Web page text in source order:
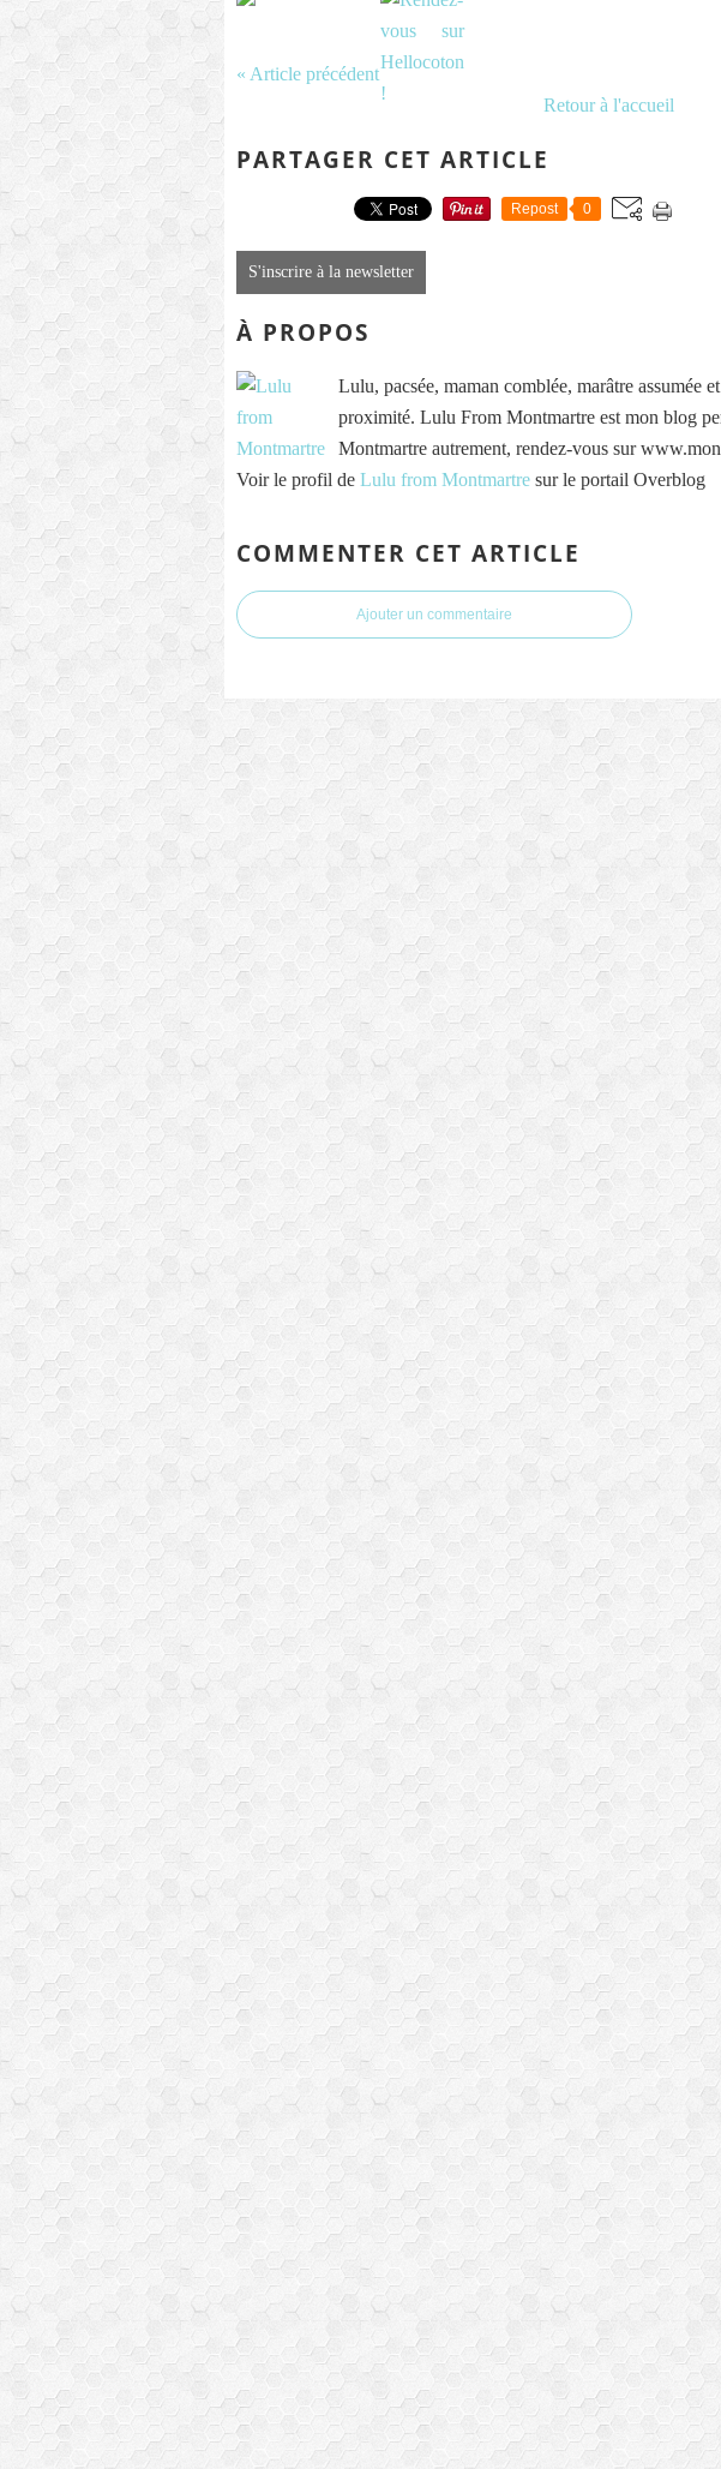
« Article précédent
Retour à l'accueil
PARTAGER CET ARTICLE
Repost 0
S'inscrire à la newsletter
À PROPOS
Lulu, pacsée, maman comblée, marâtre assumée
proximité. Lulu From Montmartre est mon blog
Montmartre autrement, rendez-vous sur
Voir le profil de Lulu from Montmartre sur le portail Overblog
COMMENTER CET ARTICLE
Ajouter un commentaire